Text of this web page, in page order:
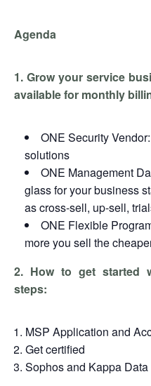
Agenda
1. Grow your service
available for monthly
ONE Security
solutions
ONE Management
glass for your business
as cross-sell, up-sell,
ONE Flexible
more you sell the
2. How to get started
steps:
MSP Application and
Get certified
Sophos and Kappa